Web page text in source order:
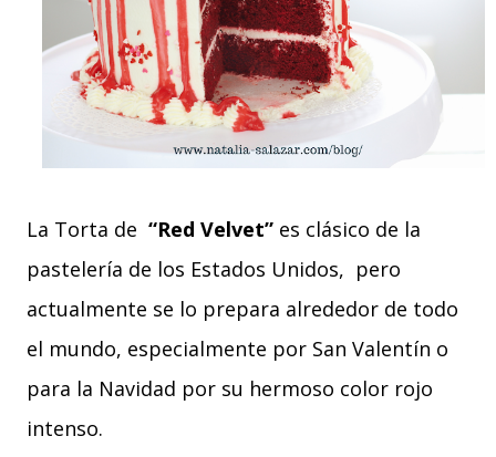
La Torta de “Red Velvet” es clásico de la
pastelería de los Estados Unidos, pero
actualmente se lo prepara alrededor de todo
el mundo, especialmente por San Valentín o
para la Navidad por su hermoso color rojo
intenso.